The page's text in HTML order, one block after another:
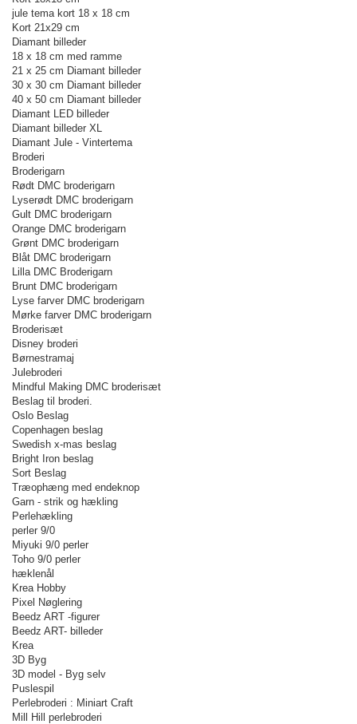
jule tema kort 18 x 18 cm
Kort 21x29 cm
Diamant billeder
18 x 18 cm med ramme
21 x 25 cm Diamant billeder
30 x 30 cm Diamant billeder
40 x 50 cm Diamant billeder
Diamant LED billeder
Diamant billeder XL
Diamant Jule - Vintertema
Broderi
Broderigarn
Rødt DMC broderigarn
Lyserødt DMC broderigarn
Gult DMC broderigarn
Orange DMC broderigarn
Grønt DMC broderigarn
Blåt DMC broderigarn
Lilla DMC Broderigarn
Brunt DMC broderigarn
Lyse farver DMC broderigarn
Mørke farver DMC broderigarn
Broderisæt
Disney broderi
Børnestramaj
Julebroderi
Mindful Making DMC broderisæt
Beslag til broderi.
Oslo Beslag
Copenhagen beslag
Swedish x-mas beslag
Bright Iron beslag
Sort Beslag
Træophæng med endeknop
Garn - strik og hækling
Perlehækling
perler 9/0
Miyuki 9/0 perler
Toho 9/0 perler
hæklenål
Krea Hobby
Pixel Nøglering
Beedz ART -figurer
Beedz ART- billeder
Krea
3D Byg
3D model - Byg selv
Puslespil
Perlebroderi : Miniart Craft
Mill Hill perlebroderi